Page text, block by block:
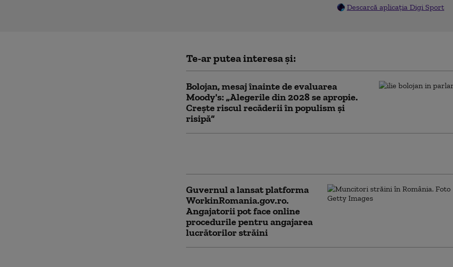
Descarcă aplicația Digi Sport
Te-ar putea interesa și:
Bolojan, mesaj înainte de evaluarea
Moody's: „Alegerile din 2028 se apropie.
Crește riscul recăderii în populism și
risipă”
Guvernul a lansat platforma
WorkinRomania.gov.ro.
Angajatorii pot face online
procedurile pentru angajarea
lucrătorilor străini